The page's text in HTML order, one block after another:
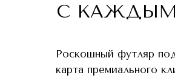
С
Роскошный футляр
карта премиального